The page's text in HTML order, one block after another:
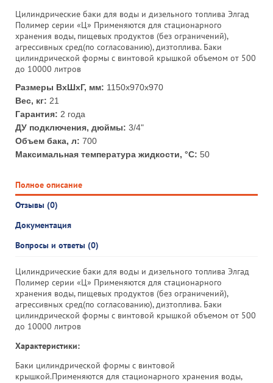
Цилиндрические баки для воды и дизельного топлива Элгад
Полимер серии «Ц» Применяются для стационарного
хранения воды, пищевых продуктов (без ограничений),
агрессивных сред(по согласованию), дизтоплива. Баки
цилиндрической формы с винтовой крышкой объемом от 500
до 10000 литров
Размеры ВхШхГ, мм: 1150x970х970
Вес, кг: 21
Гарантия: 2 года
ДУ подключения, дюймы: 3/4"
Объем бака, л: 700
Максимальная температура жидкости, °С: 50
Полное описание
Отзывы (0)
Документация
Вопросы и ответы (0)
Цилиндрические баки для воды и дизельного топлива Элгад
Полимер серии «Ц» Применяются для стационарного
хранения воды, пищевых продуктов (без ограничений),
агрессивных сред(по согласованию), дизтоплива. Баки
цилиндрической формы с винтовой крышкой объемом от 500
до 10000 литров
Характеристики:
Баки цилиндрической формы с винтовой
крышкой.Применяются для стационарного хранения воды,